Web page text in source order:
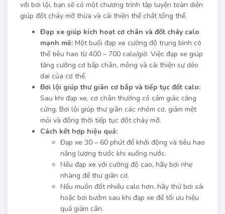
với bơi lội, bạn sẽ có một chương trình tập luyện toàn diện
giúp đốt cháy mỡ thừa và cải thiện thể chất tổng thể.
Đạp xe giúp kích hoạt cơ chân và đốt cháy calo
mạnh mẽ: Một buổi đạp xe cường độ trung bình có
thể tiêu hao từ 400 – 700 calo/giờ. Việc đạp xe giúp
tăng cường cơ bắp chân, mông và cải thiện sự dẻo
dai của cơ thể.
Bơi lội giúp thư giãn cơ bắp và tiếp tục đốt calo:
Sau khi đạp xe, cơ chân thường có cảm giác căng
cứng. Bơi lội giúp thư giãn các nhóm cơ, giảm mệt
mỏi và đồng thời tiếp tục đốt cháy mỡ.
Cách kết hợp hiệu quả:
Đạp xe 30 – 60 phút để khởi động và tiêu hao
năng lượng trước khi xuống nước.
Nếu đạp xe với cường độ cao, hãy bơi nhẹ
nhàng để thư giãn cơ.
Nếu muốn đốt nhiều calo hơn, hãy thử bơi sải
hoặc bơi bướm sau khi đạp xe để tối ưu hiệu
quả giảm cân.